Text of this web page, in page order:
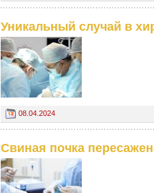
Уникальный случай в
08.04.2024
Свиная почка